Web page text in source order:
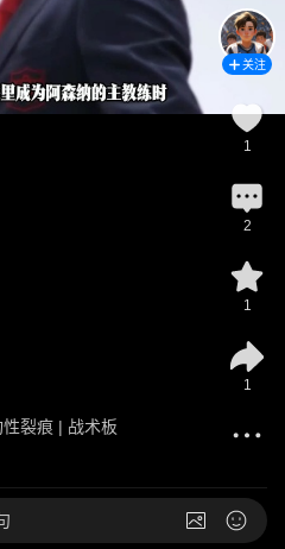
裂痕 | 战术板
关注
1
2
1
1